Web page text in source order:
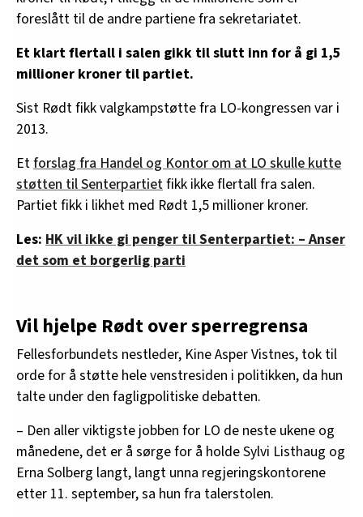
foreslått til de andre partiene fra sekretariatet.
Et klart flertall i salen gikk til slutt inn for å gi 1,5
millioner kroner til partiet.
Sist Rødt fikk valgkampstøtte fra LO-kongressen var i
2013.
Etforslag fra Handel og Kontor om at LO skulle kutte
støtten til Senterpartietfikk ikke flertall fra salen.
Partiet fikk i likhet med Rødt 1,5 millioner kroner.
Les: HK vil ikke gi penger til Senterpartiet: – Anser
det som et borgerlig parti
Vil hjelpe Rødt over sperregrensa
Fellesforbundets nestleder, Kine Asper Vistnes, tok til
orde for å støtte hele venstresiden i politikken, da hun
talte under den fagligpolitiske debatten.
– Den aller viktigste jobben for LO de neste ukene og
månedene, det er å sørge for å holde Sylvi Listhaug og
Erna Solberg langt, langt unna regjeringskontorene
etter 11. september, sa hun fra talerstolen.